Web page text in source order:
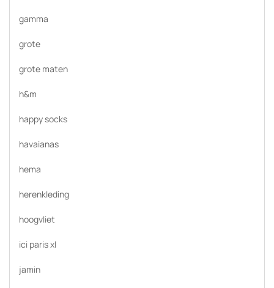
gamma
grote
grote maten
h&m
happy socks
havaianas
hema
herenkleding
hoogvliet
ici paris xl
jamin